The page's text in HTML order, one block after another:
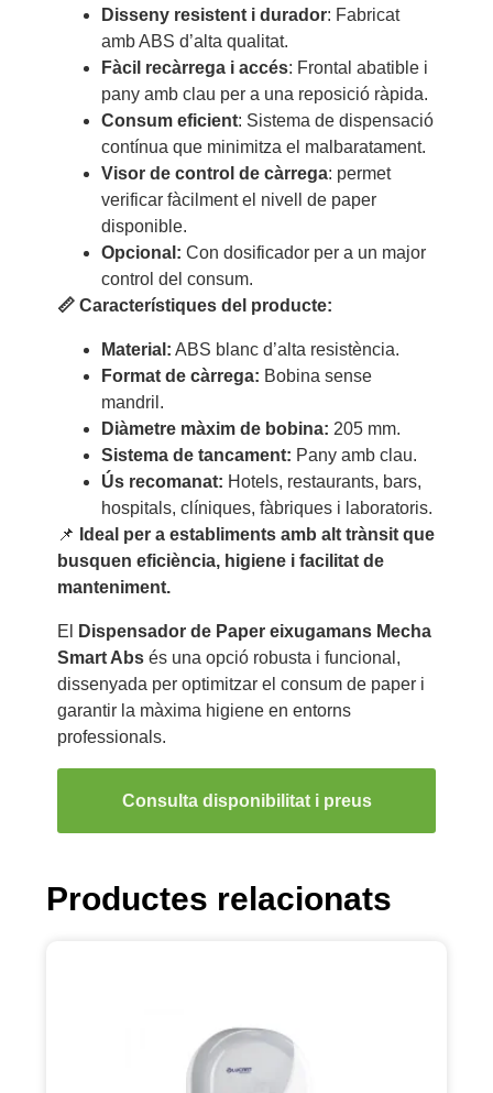
Disseny resistent i durador: Fabricat
amb ABS d’alta qualitat.
Fàcil recàrrega i accés: Frontal abatible i
pany amb clau per a una reposició ràpida.
Consum eficient: Sistema de dispensació
contínua que minimitza el malbaratament.
Visor de control de càrrega: permet
verificar fàcilment el nivell de paper
disponible.
Opcional: Con dosificador per a un major
control del consum.
📏 Característiques del producte:
Material: ABS blanc d’alta resistència.
Format de càrrega: Bobina sense
mandril.
Diàmetre màxim de bobina: 205 mm.
Sistema de tancament: Pany amb clau.
Ús recomanat: Hotels, restaurants, bars,
hospitals, clíniques, fàbriques i laboratoris.
📌 Ideal per a establiments amb alt trànsit que
busquen eficiència, higiene i facilitat de
manteniment.
El
Dispensador de Paper eixugamans Mecha
Smart Absés una opció robusta i funcional,
dissenyada per optimitzar el consum de paper i
garantir la màxima higiene en entorns
professionals.
Consulta disponibilitat i preus
Productes relacionats